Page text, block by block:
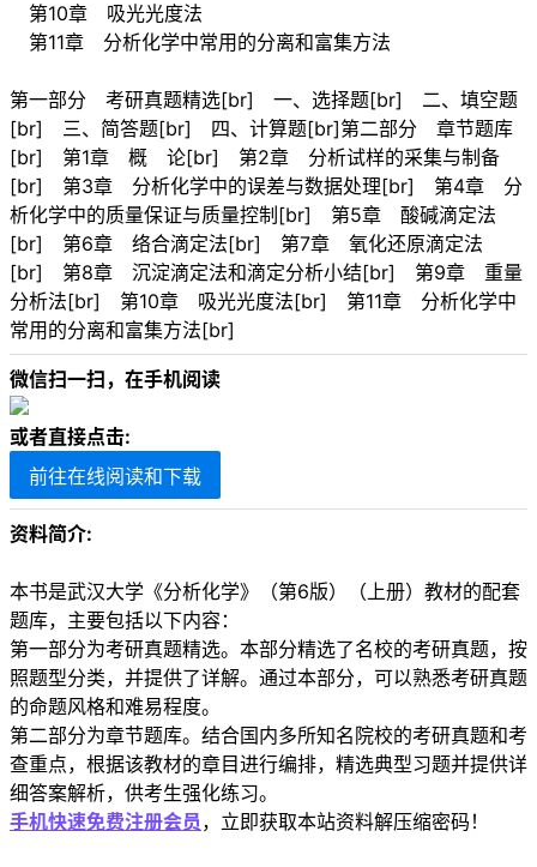
第10章 吸光光度法
第11章 分析化学中常用的分离和富集方法
第一部分 考研真题精选[br] 一、选择题[br] 二、填空题
[br] 三、简答题[br] 四、计算题[br]第二部分 章节题库
[br] 第1章 概 论[br] 第2章 分析试样的采集与制备
[br] 第3章 分析化学中的误差与数据处理[br] 第4章 分
析化学中的质量保证与质量控制[br] 第5章 酸碱滴定法
[br] 第6章 络合滴定法[br] 第7章 氧化还原滴定法
[br] 第8章 沉淀滴定法和滴定分析小结[br] 第9章 重量
分析法[br] 第10章 吸光光度法[br] 第11章 分析化学中
常用的分离和富集方法[br]
微信扫一扫，在手机阅读
或者直接点击:
前往在线阅读和下载
资料简介:
本书是武汉大学《分析化学》（第6版）（上册）教材的配套
题库，主要包括以下内容：
第一部分为考研真题精选。本部分精选了名校的考研真题，按
照题型分类，并提供了详解。通过本部分，可以熟悉考研真题
的命题风格和难易程度。
第二部分为章节题库。结合国内多所知名院校的考研真题和考
查重点，根据该教材的章目进行编排，精选典型习题并提供详
细答案解析，供考生强化练习。
手机快速免费注册会员 ，立即获取本站资料解压缩密码！